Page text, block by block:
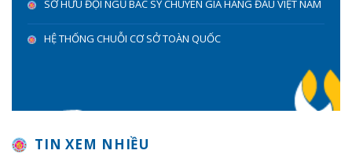
SỞ HỮU ĐỘI NGŨ BÁC SỸ CHUYÊN GIA HÀNG ĐẦU VIỆT NAM
HỆ THỐNG CHUỖI CƠ SỞ TOÀN QUỐC
TIN XEM NHIỀU